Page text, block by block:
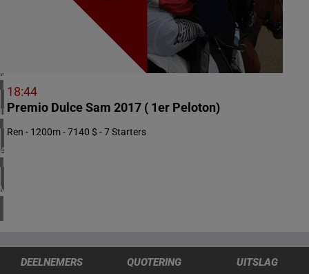
VERENIGD KONINKRIJK
6 meeting(s)
IERLAND
2 meeting(s)
ARGENTINIË
1 meeting(s)
VERENIGDE STATEN
4 meeting(s)
18:44
Premio Dulce Sam 2017 ( 1er Peloton)
Ren - 1200m - 7140 $ - 7 Starters
DEELNEMERS QUOTERING UITSLAG